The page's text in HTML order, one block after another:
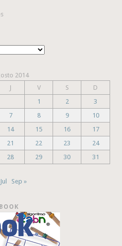
2014
J V S
D
1
2
3
7 8 9
10
14 15 16
17
21 22 23
24
28 29 30 31
Sep »